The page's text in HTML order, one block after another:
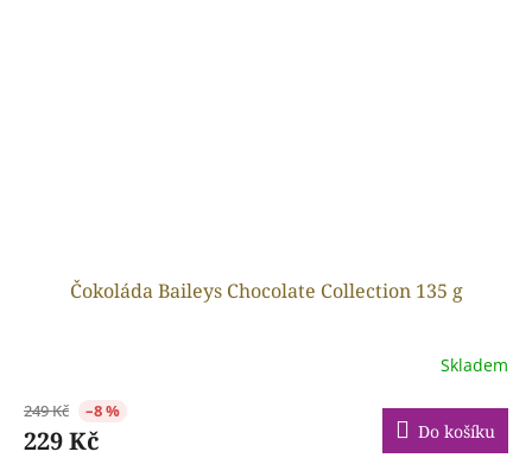
Čokoláda Baileys Chocolate Collection 135 g
Skladem
249 Kč –8 %
229 Kč Do košíku